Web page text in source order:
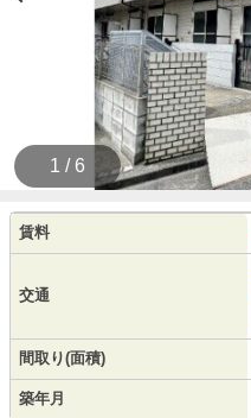
1 / 6
賃料
交通
間取り(面積)
築年月